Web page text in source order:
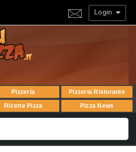
Login
Pizzeria
Pizzeria Ristorante
Ricette Pizza Pizza News